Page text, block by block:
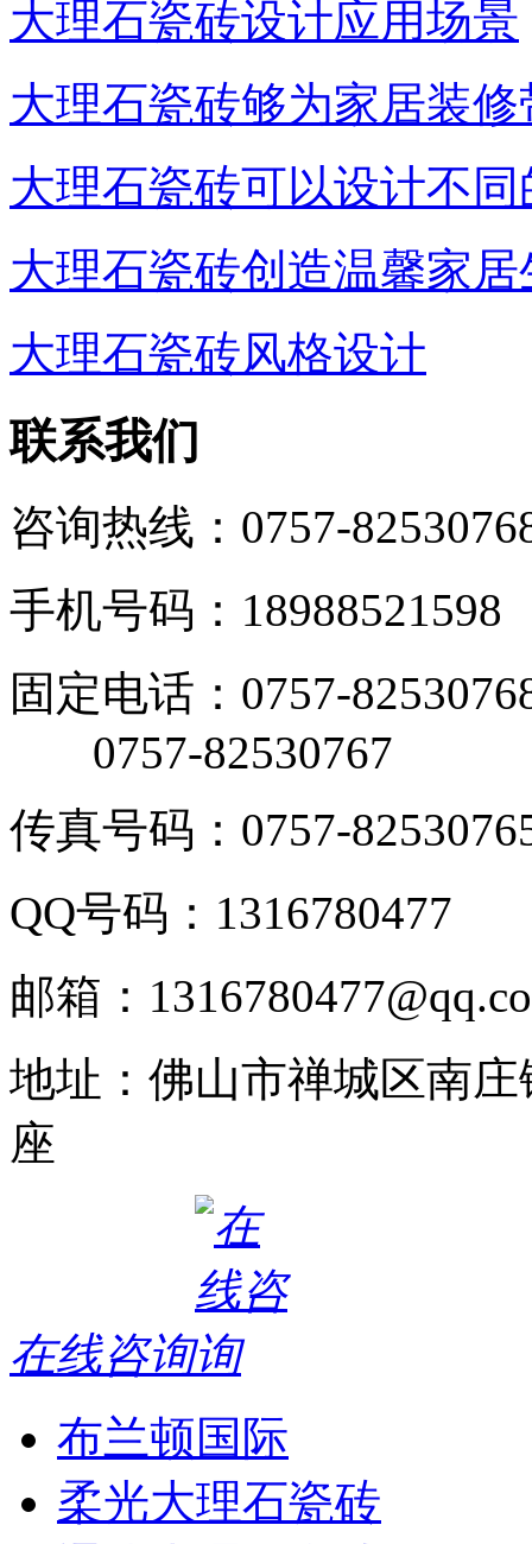
大理石瓷砖设计应用场景
大理石瓷砖够为家居装
大理石瓷砖可以设计不同
大理石瓷砖创造温馨家居
大理石瓷砖风格设计
联系我们
咨询热线：0757-
手机号码：18988521598
固定电话：0757-
0757-82530767
传真号码：0757-
QQ号码：1316780477
邮箱：
地址：佛山市禅城区南
座
在线咨询
布兰顿国际
柔光大理石瓷砖